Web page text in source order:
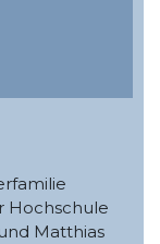
Hochschule
Matthias